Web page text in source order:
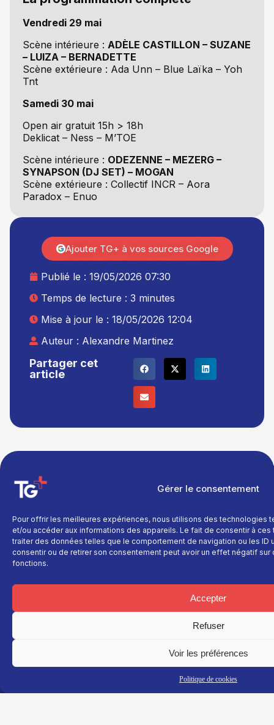
Gérer le consentement
Pour offrir les meilleures expériences, nous utilisons des technologies
et/ou accéder aux informations des appareils. Le fait de consentir à
traiter des données telles que le comportement de navigation ou les ID
consentir ou de retirer son consentement peut avoir un effet négatif
fonctions.
Accepter
Refuser
Voir les préférences
Politique de cookies
Vendredi 29 mai
Scène intérieure : ADÈLE CASTILLON – SUZANE
– LUIZA – BERNADETTE
Scène extérieure : Ada Unn – Blue Laïka – Yoh
Tnt
Samedi 30 mai
Open air gratuit 15h > 18h
Deklicat – Ness – M’TOE
Scène intérieure : ODEZENNE – MEZERG –
SYNAPSON (DJ SET) – MOGAN
Scène extérieure : Collectif INCR – Aora
Paradox – Enuo
Partager cet
article
Publié le : 19/05/2026 07:30
Temps de lecture : 3 minutes
Mise à jour le : 18/05/2026 12:04
Auteur : Alexandre Martinez
Ajouter TG+ à vos sources Google
Site réalisé par
L’agence
TG+
Fil info
Le média
En savoir plus
Nous contacter
Fil
info
Sport
Montagne
Événements
Économie
Politique